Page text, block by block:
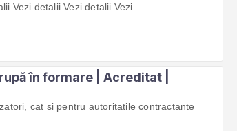
Vezi detalii Vezi detalii Vezi
în formare | Acreditat |
cat si pentru autoritatile contractante